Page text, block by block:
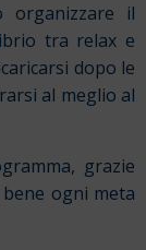
organizzare il
tra relax e
dopo le
al meglio al
grazie
ogni meta